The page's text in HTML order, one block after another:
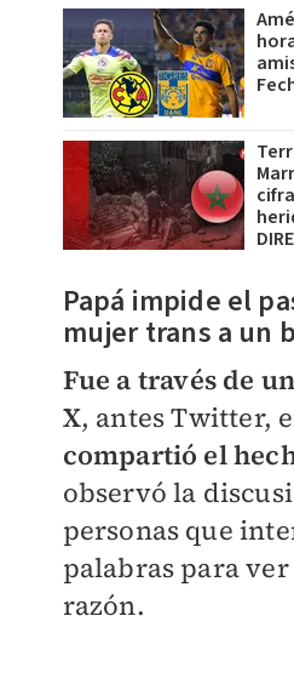
Papá impide el
mujer trans a un
Fue a través de
X, antes Twitter,
compartió el
observó la
personas que
palabras para
razón.